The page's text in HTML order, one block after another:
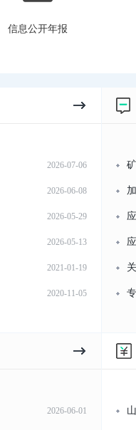
信息公开年报
2026-07-06
2026-06-08
2026-05-29
2026-05-13
2021-01-19
2020-11-05
2026-06-01